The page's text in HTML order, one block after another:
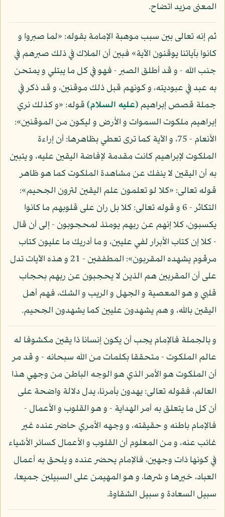
المعنى مزيد اتضاح.
ثم إنه تعالى بين سبب موهبة الإمامة بقوله: «لما صبروا و
كانوا بآياتنا يوقنون الآية» فبين أن الملاك في ذلك صبرهم في
جنب الله - و قد أطلق الصبر - فهو في كل ما يبتلي و يمتحن
به عبد في عبوديته، و كونهم قبل ذلك موقنين، و قد ذكر في
جملة قصص إبراهيم(عليه السلام)قوله: «و كذلك نري
إبراهيم ملكوت السموات و الأرض و ليكون من الموقنين»:
الأنعام - 75، و الآية كما ترى تعطي بظاهرها: أن إراءة
الملكوت لإبراهيم كانت مقدمة لإفاضة اليقين عليه، و يتبين
به أن اليقين لا ينفك عن مشاهدة الملكوت كما هو ظاهر
قوله تعالى: «كلا لو تعلمون علم اليقين لترون الجحيم»:
التكاثر - 6 و قوله تعالى: كلا بل ران على قلوبهم ما كانوا
يكسبون، كلا إنهم عن ربهم يومئذ لمحجوبون - إلى أن قال
- كلا إن كتاب الأبرار لفي عليين، و ما أدريك ما عليون كتاب
مرقوم يشهده المقربون»: المطففين - 21 و هذه الآيات تدل
على أن المقربين هم الذين لا يحجبون عن ربهم بحجاب
قلبي و هو المعصية و الجهل و الريب و الشك، فهم أهل
اليقين بالله، و هم يشهدون عليين كما يشهدون الجحيم.
و بالجملة فالإمام يجب أن يكون إنسانا ذا يقين مكشوفا له
عالم الملكوت - متحققا بكلمات من الله سبحانه - و قد مر
أن الملكوت هو الأمر الذي هو الوجه الباطن من وجهي هذا
العالم، فقوله تعالى: يهدون بأمرنا، يدل دلالة واضحة على
أن كل ما يتعلق به أمر الهداية - و هو القلوب و الأعمال -
فالإمام باطنه و حقيقته، و وجهه الأمري حاضر عنده غير
غائب عنه، و من المعلوم أن القلوب و الأعمال كسائر الأشياء
في كونها ذات وجهين، فالإمام يحضر عنده و يلحق به أعمال
العباد، خيرها و شرها، و هو المهيمن على السبيلين جميعا،
سبيل السعادة و سبيل الشقاوة.